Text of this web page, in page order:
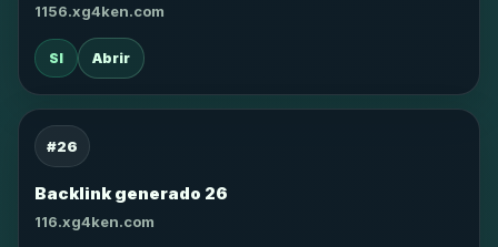
1156.xg4ken.com
SI Abrir
#26
Backlink generado 26
116.xg4ken.com